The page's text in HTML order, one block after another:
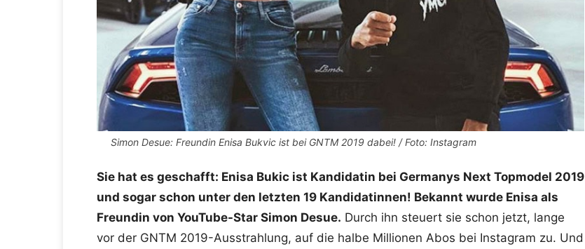
Simon Desue: Freundin Enisa Bukvic ist bei GNTM 2019 dabei! / Foto: Instagram
Sie hat es geschafft: Enisa Bukic ist Kandidatin bei Germanys Next Topmodel 2019
und sogar schon unter den letzten 19 Kandidatinnen! Bekannt wurde Enisa als
Freundin von YouTube-Star Simon Desue. Durch ihn steuert sie schon jetzt, lange
vor der GNTM 2019-Ausstrahlung, auf die halbe Millionen Abos bei Instagram zu. Und